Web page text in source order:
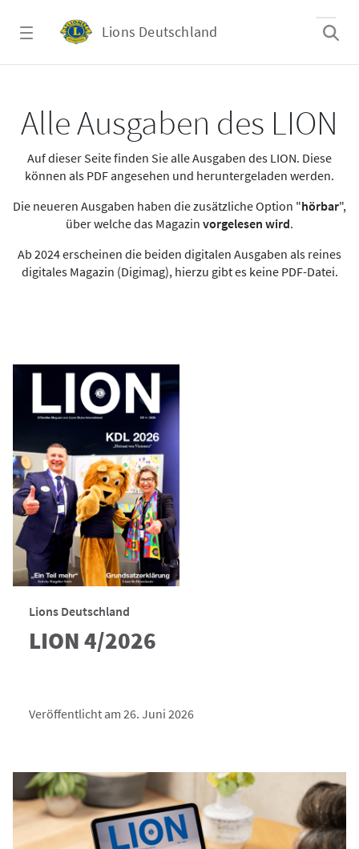
Lions Deutschland
Alle Ausgaben des LION
Auf dieser Seite finden Sie alle Ausgaben des LION. Diese
können als PDF angesehen und heruntergeladen werden.
Die neueren Ausgaben haben die zusätzliche Option "hörbar",
über welche das Magazin vorgelesen wird.
Ab 2024 erscheinen die beiden digitalen Ausgaben als reines
digitales Magazin (Digimag), hierzu gibt es keine PDF-Datei.
Lions Deutschland
LION 4/2026
Veröffentlicht am 26. Juni 2026